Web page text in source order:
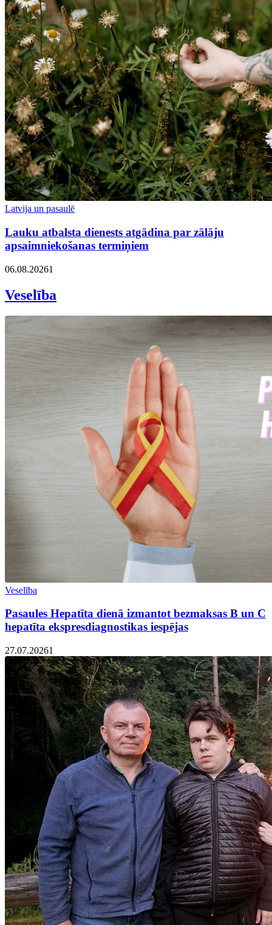
Latvija un pasaulē
Lauku atbalsta dienests atgādina par zālāju
apsaimniekošanas termiņiem
06.08.20261
Veselība
Veselība
Pasaules Hepatīta dienā izmantot bezmaksas B un C
hepatīta ekspresdiagnostikas iespējas
27.07.20261